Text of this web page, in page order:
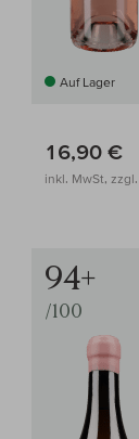
Warenkorb
Auf Lager
16,90 €
inkl. MwSt, zzgl.
94+
/100